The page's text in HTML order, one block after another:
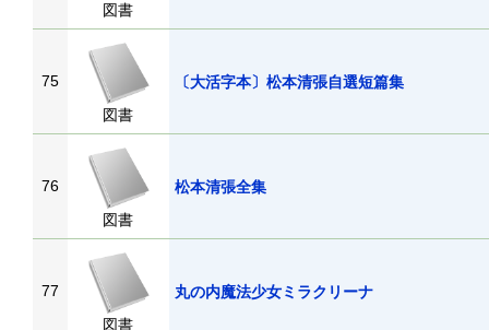
図書
75
図書
〔大活字本〕松本清張自選短篇集
76
図書
松本清張全集
77
図書
丸の内魔法少女ミラクリーナ